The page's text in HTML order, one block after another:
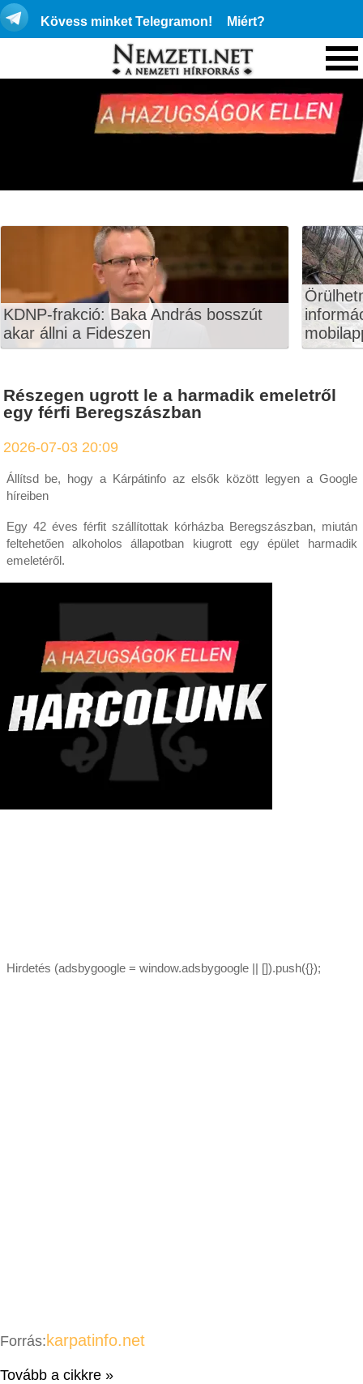
Kövess minket Telegramon! Miért?
KDNP-frakció: Baka András bosszút
akar állni a Fideszen
Részegen ugrott le a harmadik emeletről
egy férfi Beregszászban
2026-07-03 20:09
Állítsd be, hogy a Kárpátinfo az elsők között legyen a Google
híreiben
Egy 42 éves férfit szállítottak kórházba Beregszászban, miután
feltehetően alkoholos állapotban kiugrott egy épület harmadik
emeletéről.
Hirdetés (adsbygoogle = window.adsbygoogle || []).push({});
Forrás: karpatinfo.net
Tovább a cikkre »